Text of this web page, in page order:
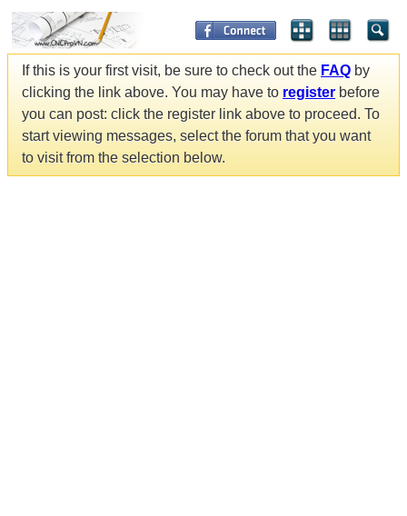
If this is your first visit, be sure to check out the FAQ by
clicking the link above. You may have to register before
you can post: click the register link above to proceed. To
start viewing messages, select the forum that you want
to visit from the selection below.